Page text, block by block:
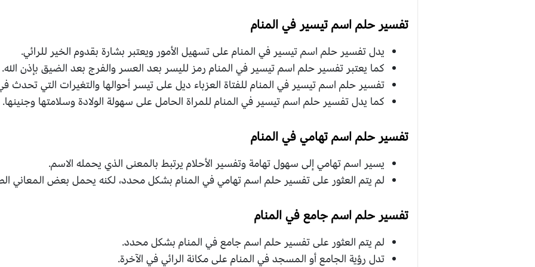
تفسير حلم اسم تيسير في المنام
يدل تفسير حلم اسم تيسير في المنام على تسهيل الأمور ويعتبر بشارة بقدوم الخير للرائي.
كما يعتبر تفسير حلم اسم تيسير في المنام رمز لليسر بعد العسر والفرج بعد الضيق بإذن الله.
تفسير حلم اسم تيسير في المنام للفتاة العزباء ديل على تيسر أحوالها والتغيرات التي تحدث
كما يدل تفسير حلم اسم تيسير في المنام للمراة الحامل على سهولة الولادة وسلامتها وجنينها.
تفسير حلم اسم تهامي في المنام
يسير اسم تهامي إلى سهول تهامة وتفسير الأحلام يرتبط بالمعنى الذي يحمله الاسم.
لم يتم العثور على تفسير حلم اسم تهامي في المنام بشكل محدد، لكنه يحمل بعض المعاني
تفسير حلم اسم جامع في المنام
لم يتم العثور على تفسير حلم اسم جامع في المنام بشكل محدد.
تدل رؤية الجامع أو المسجد في المنام على مكانة الرائي في الآخرة.